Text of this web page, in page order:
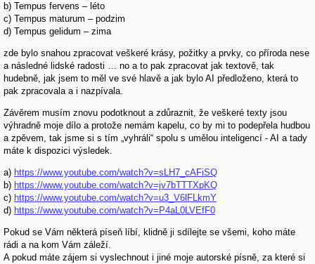
b) Tempus fervens – léto
c) Tempus maturum – podzim
d) Tempus gelidum – zima
zde bylo snahou zpracovat veškeré krásy, požitky a prvky, co příroda nese
a následné lidské radosti … no a to pak zpracovat jak textově, tak
hudebně, jak jsem to měl ve své hlavě a jak bylo AI předloženo, která to
pak zpracovala a i nazpívala.
Závěrem musím znovu podotknout a zdůraznit, že veškeré texty jsou
výhradně moje dílo a protože nemám kapelu, co by mi to podepřela hudbou
a zpěvem, tak jsme si s tím „vyhráli“ spolu s umělou inteligencí - AI a tady
máte k dispozici výsledek.
a) https://www.youtube.com/watch?v=sLH7_cAFiSQ
b) https://www.youtube.com/watch?v=jv7bTTTXpKQ
c) https://www.youtube.com/watch?v=u3_V6lFLkmY
d) https://www.youtube.com/watch?v=P4aL0LVEfF0
Pokud se Vám některá píseň líbí, klidně ji sdílejte se všemi, koho máte
rádi a na kom Vám záleží.
A pokud máte zájem si vyslechnout i jiné moje autorské písně, za které si